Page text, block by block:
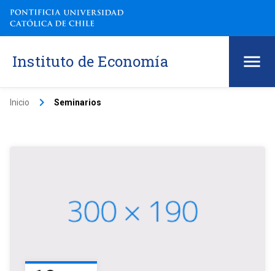
Instituto de Economía
Inicio keyboard_arrow_right Seminarios